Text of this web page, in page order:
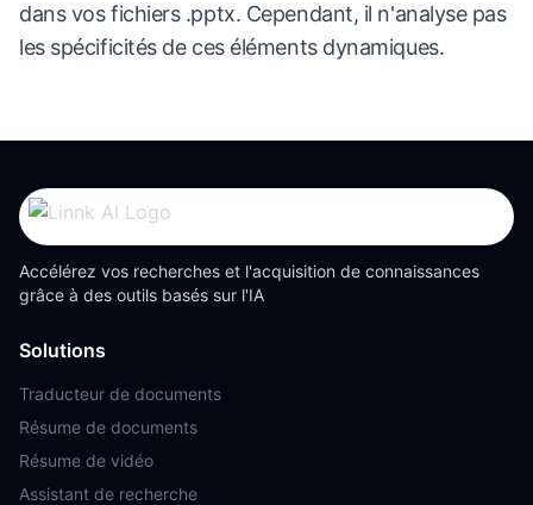
dans vos fichiers .pptx. Cependant, il n'analyse pas
les spécificités de ces éléments dynamiques.
Accélérez vos recherches et l'acquisition de connaissances
grâce à des outils basés sur l'IA
Solutions
Traducteur de documents
Résume de documents
Résume de vidéo
Assistant de recherche